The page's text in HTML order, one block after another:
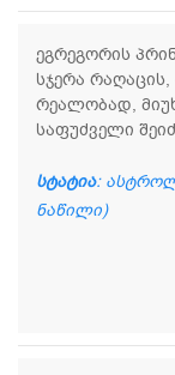
ეგრეგორის
სჯერა
რეალობად,
საფუძველი
სტატია:
ნაწილი)